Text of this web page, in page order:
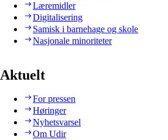
Læremidler
Digitalisering
Samisk i barnehage og skole
Nasjonale minoriteter
Aktuelt
For pressen
Høringer
Nyhetsvarsel
Om Udir